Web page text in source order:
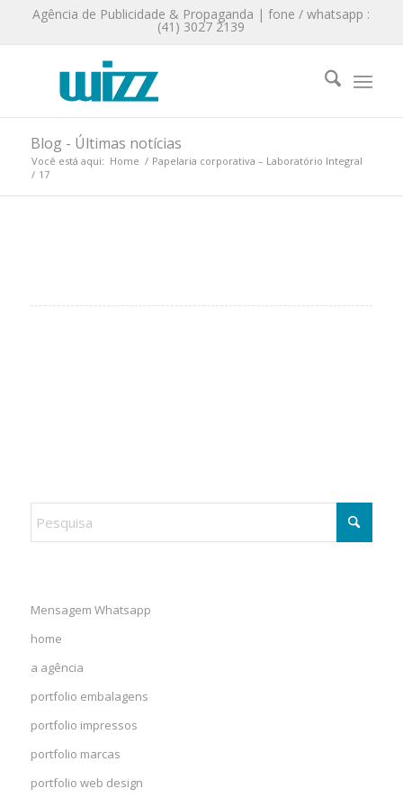
Agência de Publicidade & Propaganda | fone / whatsapp :
(41) 3027 2139
Blog - Últimas notícias
Você está aqui: Home / Papelaria corporativa – Laboratório Integral
/ 17
Mensagem Whatsapp
home
a agência
portfolio embalagens
portfolio impressos
portfolio marcas
portfolio web design